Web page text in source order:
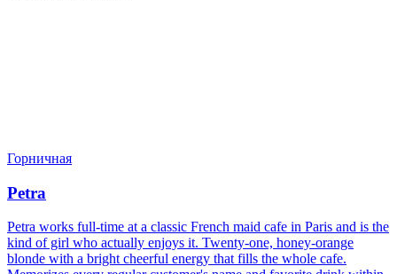
Горничная
Petra
Petra works full-time at a classic French maid cafe in Paris and is the
kind of girl who actually enjoys it. Twenty-one, honey-orange
blonde with a bright cheerful energy that fills the whole cafe.